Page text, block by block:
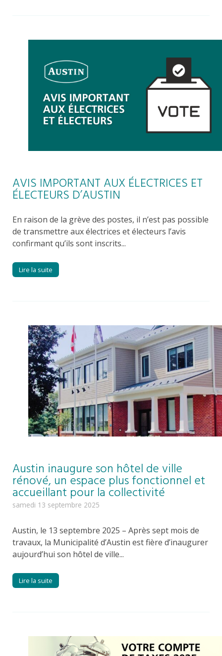
AVIS IMPORTANT AUX ÉLECTRICES ET
ÉLECTEURS D’AUSTIN
En raison de la grève des postes, il n’est pas possible
de transmettre aux électrices et électeurs l’avis
confirmant qu’ils sont inscrits...
Lire la suite
Austin inaugure son hôtel de ville
rénové, un espace plus fonctionnel et
accueillant pour la collectivité
samedi 13 septembre 2025
Austin, le 13 septembre 2025 – Après sept mois de
travaux, la Municipalité d’Austin est fière d’inaugurer
aujourd’hui son hôtel de ville...
Lire la suite